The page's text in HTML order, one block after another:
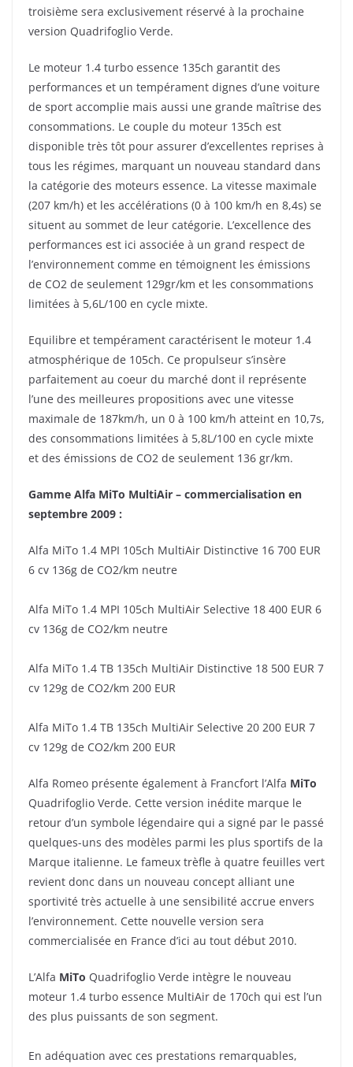
troisième sera exclusivement réservé à la prochaine
version Quadrifoglio Verde.
Le moteur 1.4 turbo essence 135ch garantit des
performances et un tempérament dignes d’une voiture
de sport accomplie mais aussi une grande maîtrise des
consommations. Le couple du moteur 135ch est
disponible très tôt pour assurer d’excellentes reprises à
tous les régimes, marquant un nouveau standard dans
la catégorie des moteurs essence. La vitesse maximale
(207 km/h) et les accélérations (0 à 100 km/h en 8,4s) se
situent au sommet de leur catégorie. L’excellence des
performances est ici associée à un grand respect de
l’environnement comme en témoignent les émissions
de CO2 de seulement 129gr/km et les consommations
limitées à 5,6L/100 en cycle mixte.
Equilibre et tempérament caractérisent le moteur 1.4
atmosphérique de 105ch. Ce propulseur s’insère
parfaitement au coeur du marché dont il représente
l’une des meilleures propositions avec une vitesse
maximale de 187km/h, un 0 à 100 km/h atteint en 10,7s,
des consommations limitées à 5,8L/100 en cycle mixte
et des émissions de CO2 de seulement 136 gr/km.
Gamme Alfa MiTo MultiAir – commercialisation en
septembre 2009 :
Alfa MiTo 1.4 MPI 105ch MultiAir Distinctive 16 700 EUR
6 cv 136g de CO2/km neutre
Alfa MiTo 1.4 MPI 105ch MultiAir Selective 18 400 EUR 6
cv 136g de CO2/km neutre
Alfa MiTo 1.4 TB 135ch MultiAir Distinctive 18 500 EUR 7
cv 129g de CO2/km 200 EUR
Alfa MiTo 1.4 TB 135ch MultiAir Selective 20 200 EUR 7
cv 129g de CO2/km 200 EUR
Alfa Romeo présente également à Francfort l’Alfa MiTo
Quadrifoglio Verde. Cette version inédite marque le
retour d’un symbole légendaire qui a signé par le passé
quelques-uns des modèles parmi les plus sportifs de la
Marque italienne. Le fameux trèfle à quatre feuilles vert
revient donc dans un nouveau concept alliant une
sportivité très actuelle à une sensibilité accrue envers
l’environnement. Cette nouvelle version sera
commercialisée en France d’ici au tout début 2010.
L’Alfa MiTo Quadrifoglio Verde intègre le nouveau
moteur 1.4 turbo essence MultiAir de 170ch qui est l’un
des plus puissants de son segment.
En adéquation avec ces prestations remarquables,